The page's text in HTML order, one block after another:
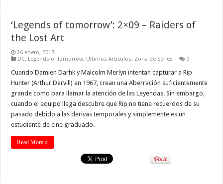
‘Legends of tomorrow’: 2×09 – Raiders of
the Lost Art
26 enero, 2017
DC, Legends of Tomorrow, Ultimos Articulos, Zona de Series 0
Cuando Damien Darhk y Malcolm Merlyn intentan capturar a Rip
Hunter (Arthur Darvill) en 1967, crean una Aberración suficientemente
grande como para llamar la atención de las Leyendas. Sin embargo,
cuando el equipo llega descubre que Rip no tiene recuerdos de su
pasado debido a las derivas temporales y simplemente es un
estudiante de cine graduado.
Read More »